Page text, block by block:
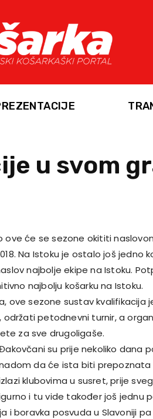
u svom
ove će se sezone okititi
Na Istoku je ostalo još jedno
najbolje ekipe na Istoku.
najbolju košarku na Istoku.
ove sezone sustav kvalifikacija
održati petodnevni turnir, a
za sve drugoligaše.
su prije nekoliko dana
da će ista biti prepoznata
klubovima u susret, prije
i tu vide također još jednu
i boravka posvuda u Slavoniji